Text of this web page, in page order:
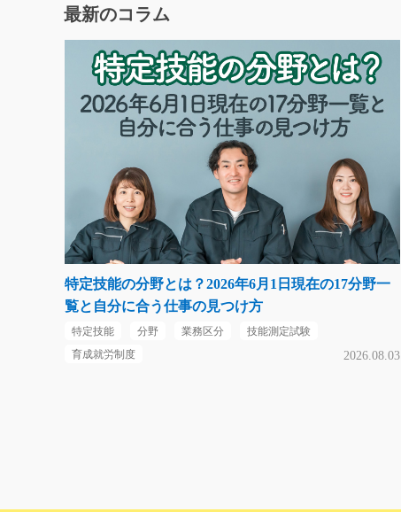
最新のコラム
特定技能の分野とは？2026年6月1日現在の17分野一
覧と自分に合う仕事の見つけ方
特定技能 分野 業務区分
技能測定試験
育成就労制度
2026.08.03